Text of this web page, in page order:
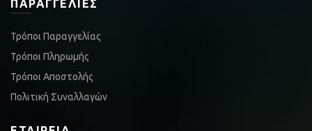
ΠΑΡΑΓΓΕΛΊΕΣ
Τρόποι Παραγγελίας
Τρόποι Πληρωμής
Τρόποι Αποστολής
Πολιτική Συναλλαγών